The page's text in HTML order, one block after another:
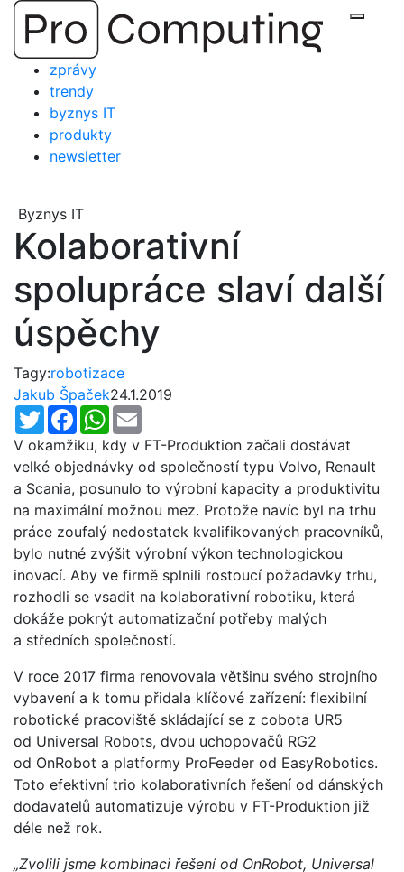
Přejít
obsah
zprávy
trendy
byznys IT
produkty
newsletter
Byznys IT
Kolaborativní
spolupráce slaví další
úspěchy
Tagy:robotizace
Jakub Špaček24.1.2019
TwitterFacebookWhatsApp
V okamžiku, kdy v FT-Produktion začali dostávat
velké objednávky od společností typu Volvo, Renault
a Scania, posunulo to výrobní kapacity a produktivitu
na maximální možnou mez. Protože navíc byl na trhu
práce zoufalý nedostatek kvalifikovaných pracovníků,
bylo nutné zvýšit výrobní výkon technologickou
inovací. Aby ve firmě splnili rostoucí požadavky trhu,
rozhodli se vsadit na kolaborativní robotiku, která
dokáže pokrýt automatizační potřeby malých
a středních společností.
V roce 2017 firma renovovala většinu svého strojního
vybavení a k tomu přidala klíčové zařízení: flexibilní
robotické pracoviště skládající se z cobota UR5
od Universal Robots, dvou uchopovačů RG2
od OnRobot a platformy ProFeeder od EasyRobotics.
Toto efektivní trio kolaborativních řešení od dánských
dodavatelů automatizuje výrobu v FT-Produktion již
déle než rok.
„Zvolili jsme kombinaci řešení od OnRobot, Universal